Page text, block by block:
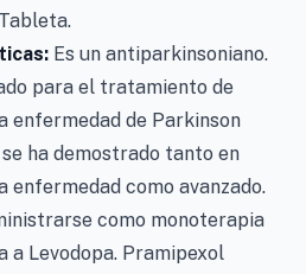
Es un antiparkinsoniano.
para el tratamiento de
enfermedad de Parkinson
ha demostrado tanto en
enfermedad como avanzado.
como monoterapia
a Levodopa. Pramipexol